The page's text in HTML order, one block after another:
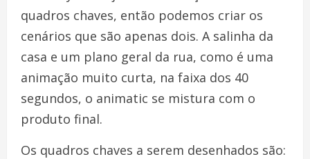
quadros chaves, então podemos criar os
cenários que são apenas dois. A salinha da
casa e um plano geral da rua, como é uma
animação muito curta, na faixa dos 40
segundos, o animatic se mistura com o
produto final.
Os quadros chaves a serem desenhados são: